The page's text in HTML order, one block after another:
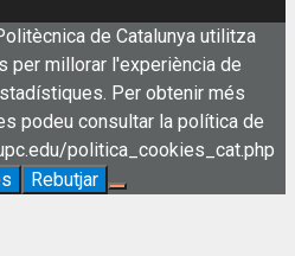
de Catalunya utilitza
per millorar l'experiència de
Per obtenir més
podeu consultar la política de
politica_cookies_cat.php
Rebutjar